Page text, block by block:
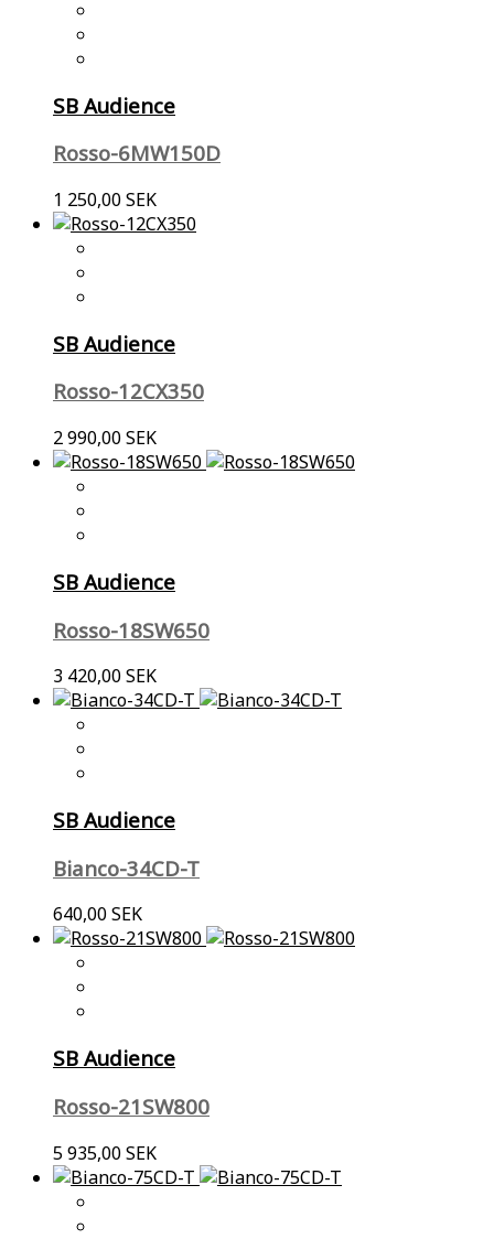
SB Audience
Rosso-6MW150D
1 250,00 SEK
SB Audience
Rosso-12CX350
2 990,00 SEK
SB Audience
Rosso-18SW650
3 420,00 SEK
SB Audience
Bianco-34CD-T
640,00 SEK
SB Audience
Rosso-21SW800
5 935,00 SEK